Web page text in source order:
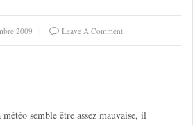
2009 Leave A Comment
semble être assez mauvaise, il